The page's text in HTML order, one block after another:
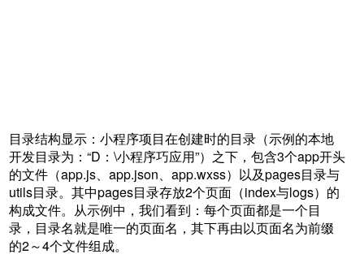
目录结构显示：小程序项目在创建时的目录（示例的本地
开发目录为：“D：\小程序巧应用”）之下，包含3个app开头
的文件（app.js、app.json、app.wxss）以及pages目录与
utils目录。其中pages目录存放2个页面（index与logs）的
构成文件。从示例中，我们看到：每个页面都是一个目
录，目录名就是唯一的页面名，其下再由以页面名为前缀
的2～4个文件组成。